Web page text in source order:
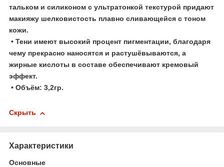
тальком и силиконом с ультратонкой текстурой придают
макияжу шелковистость плавно сливающейся с тоном
кожи.
• Тени имеют высокий процент пигментации, благодаря
чему прекрасно наносятся и растушёвываются, а
жирные кислоты в составе обеспечивают кремовый
эффект.
• Объём: 3,2гр.
Скрыть
Характеристики
Основные